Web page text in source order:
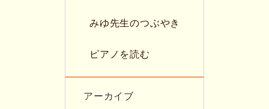
みゆ先生のつぶやき
ピアノを読む
アーカイブ